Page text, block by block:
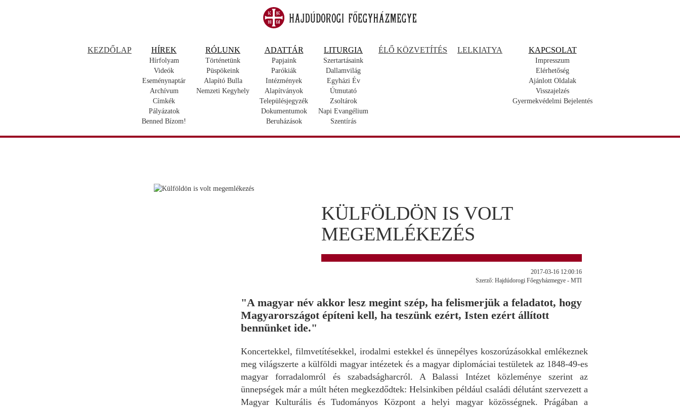
KEZDŐLAP HÍREK
Hírfolyam
Videók
Eseménynaptár
Archívum
Címkék
Pályázatok
Benned Bízom!
RÓLUNK
Történetünk
Püspökeink
Alapító Bulla
Nemzeti Kegyhely
ADATTÁR
Papjaink
Parókiák
Intézmények
Alapítványok
Településjegyzék
Dokumentumok
Beruházások
LITURGIA
Szertartásaink
Dallamvilág
Egyházi Év
Útmutató
Zsoltárok
Napi Evangélium
Szentírás
ÉLŐ KÖZVETÍTÉS LELKIATYA KAPCSOLAT
Impresszum
Elérhetőség
Ajánlott Oldalak
Visszajelzés
Gyermekvédelmi Bejelentés
KÜLFÖLDÖN IS VOLT
MEGEMLÉKEZÉS
2017-03-16 12:00:16
Szerző: Hajdúdorogi Főegyházmegye - MTI
"A magyar név akkor lesz megint szép, ha felismerjük a feladatot, hogy
Magyarországot építeni kell, ha teszünk ezért, Isten ezért állított
bennünket ide."
Koncertekkel, filmvetítésekkel, irodalmi estekkel és ünnepélyes koszorúzásokkal emlékeznek
meg világszerte a külföldi magyar intézetek és a magyar diplomáciai testületek az 1848-49-es
magyar forradalomról és szabadságharcról. A Balassi Intézet közleménye szerint az
ünnepségek már a múlt héten megkezdődtek: Helsinkiben például családi délutánt szervezett a
Magyar Kulturális és Tudományos Központ a helyi magyar közösségnek. Prágában a